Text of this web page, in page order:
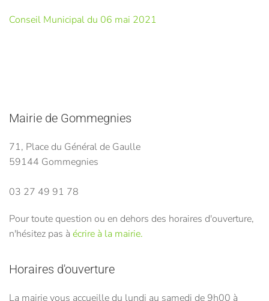
Conseil Municipal du 06 mai 2021
Mairie de Gommegnies
71, Place du Général de Gaulle
59144 Gommegnies
03 27 49 91 78
Pour toute question ou en dehors des horaires d'ouverture,
n'hésitez pas à écrire à la mairie.
Horaires d'ouverture
La mairie vous accueille du lundi au samedi de 9h00 à